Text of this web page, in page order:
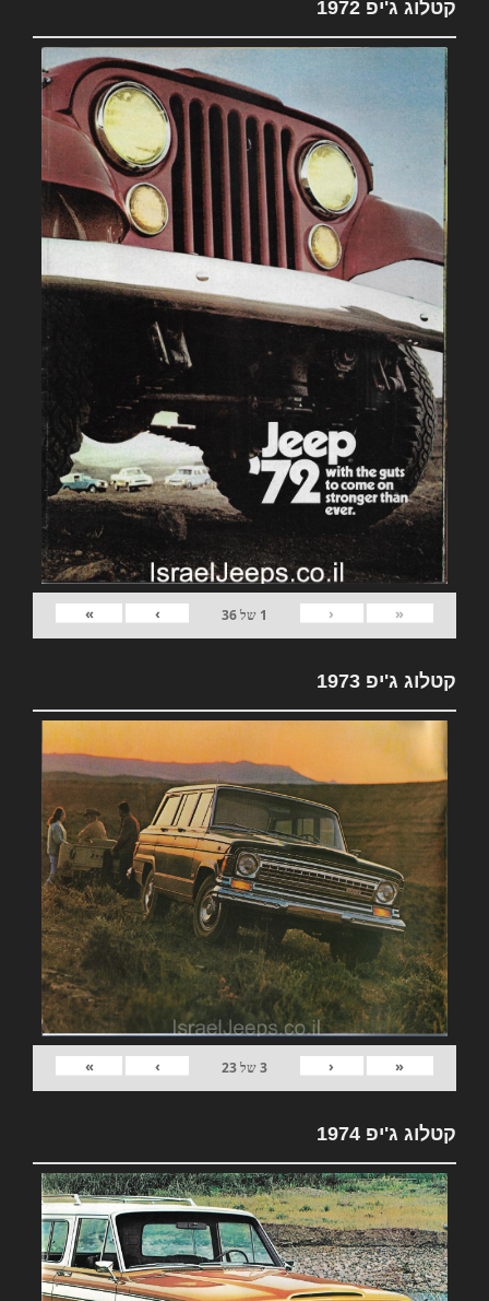
קטלוג ג'יפ 1972
«
‹
1 של36
›
»
קטלוג ג'יפ 1973
«
‹
3של23
›
»
קטלוג ג'יפ 1974